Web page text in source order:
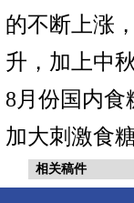
的不断上涨
升，加上中
8月份国内食
加大刺激食
相关稿件